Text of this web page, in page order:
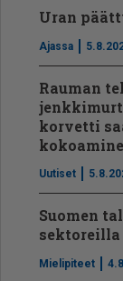
Uran
Ajassa
Rauman
korvetti
Uutiset
Suomen
sektoreilla
Mielipiteet